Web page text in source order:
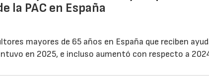
la PAC en España
mayores de 65 años en España que reciben
en 2025, e incluso aumentó con respecto a